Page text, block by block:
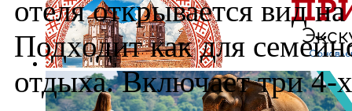
отеля открывается вид
Подходит как для
отдыха. Включает три 4-